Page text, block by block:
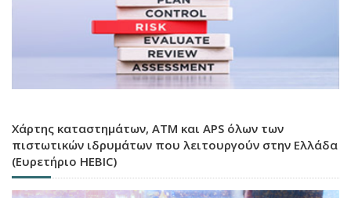
Χάρτης καταστημάτων, ATM και APS όλων των
πιστωτικών ιδρυμάτων που λειτουργούν στην Ελλάδα
(Ευρετήριο HEBIC)